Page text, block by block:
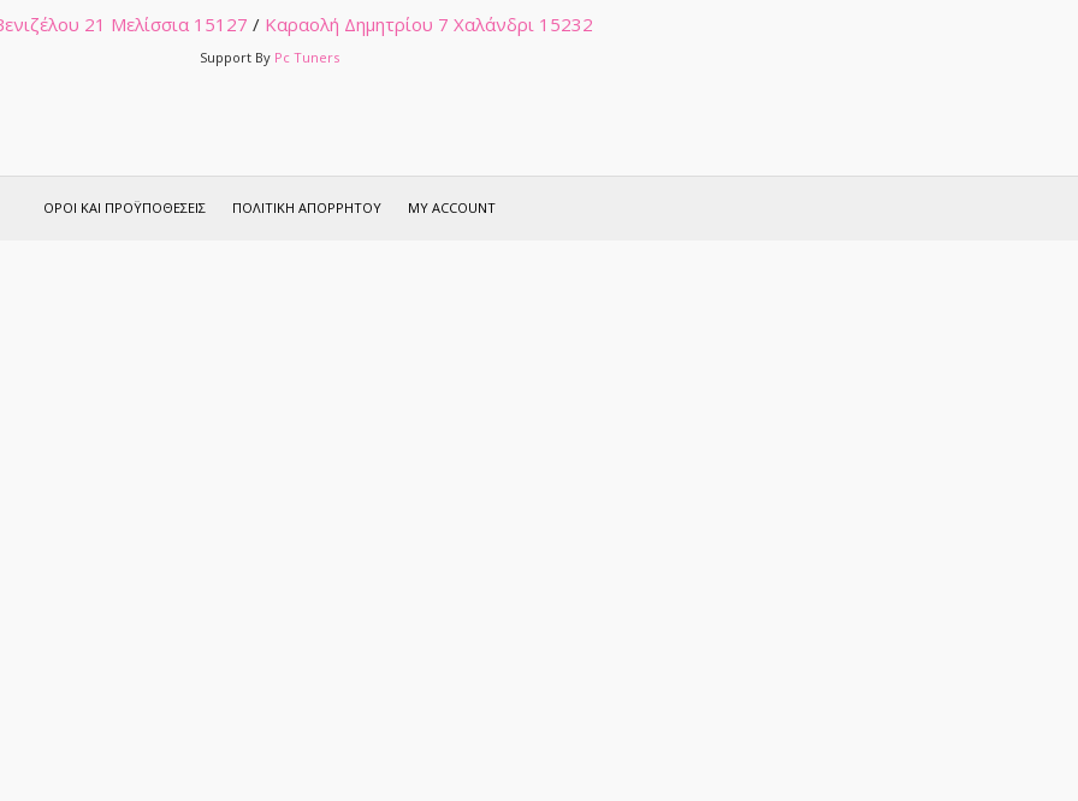
21 Μελίσσια 15127 / Καραολή Δημητρίου 7 Χαλάνδρι 15232
Support By Pc Tuners
ΌΡΟΙ ΚΑΙ ΠΡΟΫΠΟΘΈΣΕΙΣ ΠΟΛΙΤΙΚΉ ΑΠΟΡΡΉΤΟΥ MY ACCOUNT